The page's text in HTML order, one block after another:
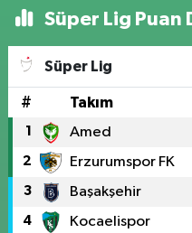
Süper Lig Puan
Süper Lig
# Takım
1 Amed
2 Erzurumspor FK
3 Başakşehir
4 Kocaelispor